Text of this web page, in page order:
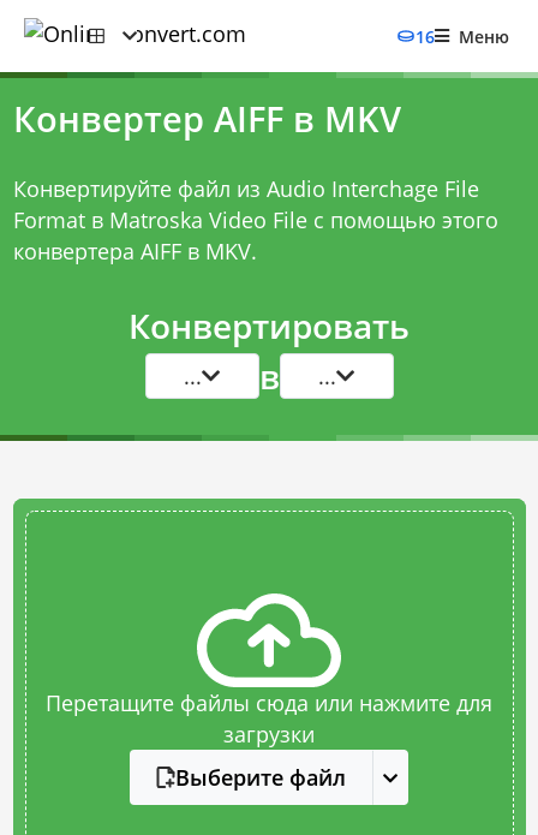
16 Меню
Конвертер AIFF в MKV
Конвертируйте файл из Audio Interchage File
Format в Matroska Video File с помощью этого
конвертера AIFF в MKV.
Конвертировать
... в ...
Перетащите файлы сюда или нажмите для
загрузки
Выберите файл